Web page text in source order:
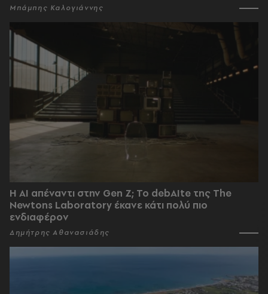
Μπάμπης Καλογιάννης
Η AI απέναντι στην Gen Z; Το debAIte της The
Newtons Laboratory έκανε κάτι πολύ πιο
ενδιαφέρον
Δημήτρης Αθανασιάδης